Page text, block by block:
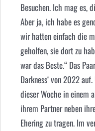
Besuchen. Ich mag es,
Aber ja, ich habe es
wir hatten einfach die
geholfen, sie dort zu
war das Beste.“ Das
Darkness‘ von 2022
dieser Woche in einem
ihrem Partner neben
Ehering zu tragen. Im